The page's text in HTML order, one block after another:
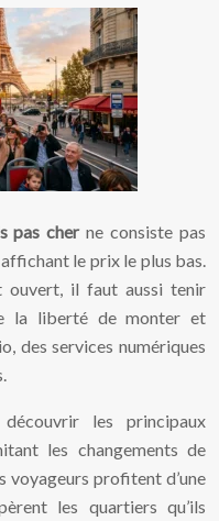
pas cher ne consiste pas
le prix le plus bas.
il faut aussi tenir
la liberté de monter et
des services numériques
les principaux
les changements de
voyageurs profitent d’une
les quartiers qu’ils